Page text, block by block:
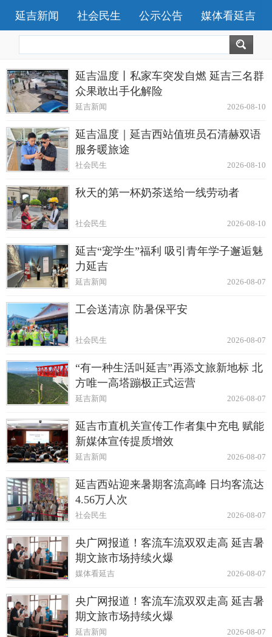
延吉新闻 社会民生 公示公告 媒体看延吉
延吉温度丨私家车突发自燃 延吉三名群
众果敢出手化解险
2026-08-10
延吉新闻
延吉温度｜延吉西站值班员石清赫双语
服务暖旅途
2026-08-10
社会民生
秋天的第一杯奶茶送给一线劳动者
2026-08-10
社会民生
延吉“宠学生”福利 吸引青年学子邂逅魅
力延吉
2026-08-07
延吉新闻
工会送清凉 防暑保平安
2026-08-07
社会民生
“有一种生活叫延吉”再添文旅新地标 北
方唯一高塔蹦极正式运营
2026-08-07
延吉新闻
延吉市直机关宣传工作者集中充电 赋能
新媒体宣传提质增效
2026-08-07
延吉新闻
延吉西站迎来暑期客流高峰 日均客流达
4.56万人次
2026-08-07
社会民生
央广网报道！客流车流双双走高 延吉暑
期文旅市场持续火爆
2026-08-07
媒体看延吉
央广网报道！客流车流双双走高 延吉暑
期文旅市场持续火爆
2026-08-07
延吉新闻